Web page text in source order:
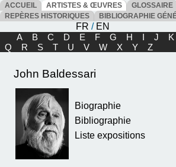
ACCUEIL ARTISTES & ŒUVRES
GLOSSAIRE
REPÈRES HISTORIQUES
BIBLIOGRAPHIE
FR / EN
A
B C D E F G H I J K
Q
R S T U V W X Y Z